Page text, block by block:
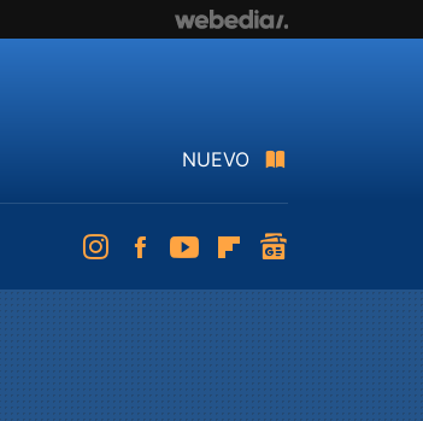
NUEVO
InstagramFacebookYoutubeFlipboard